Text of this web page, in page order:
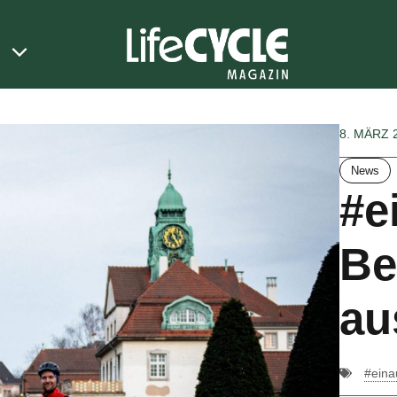
8. MÄRZ
News